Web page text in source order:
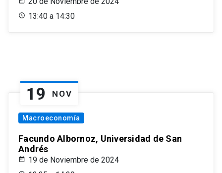
13:40 a 14:30
19 NOV
Macroeconomía
Facundo Albornoz, Universidad de San
Andrés
19 de Noviembre de 2024